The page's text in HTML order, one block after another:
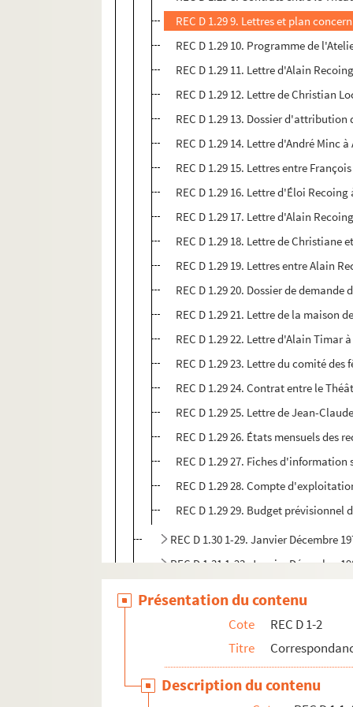
REC D 1.29 9. Lettres et plan
REC D 1.29 10. Programme de
REC D 1.29 11. Lettre d'Alain
REC D 1.29 12. Lettre de Christian
REC D 1.29 13. Dossier
REC D 1.29 14. Lettre d'André Minc
REC D 1.29 15. Lettres entre
REC D 1.29 16. Lettre d'Éloi
REC D 1.29 17. Lettre d'Alain
REC D 1.29 18. Lettre de Christiane
REC D 1.29 19. Lettres entre Alain
REC D 1.29 20. Dossier de
REC D 1.29 21. Lettre de la maison
REC D 1.29 22. Lettre d'Alain Timar
REC D 1.29 23. Lettre du comité
REC D 1.29 24. Contrat entre le
REC D 1.29 25. Lettre de Jean-
REC D 1.29 26. États mensuels des
REC D 1.29 27. Fiches
REC D 1.29 28. Compte
REC D 1.29 29. Budget
REC D 1.30 1-29. Janvier Décembre
REC D 1.31 1-23. Janvier Décembre
REC D 1.36 1-17. Janvier Octobre 1985
Présentation du contenu
Cote
REC D 1-2
Titre
Description du contenu